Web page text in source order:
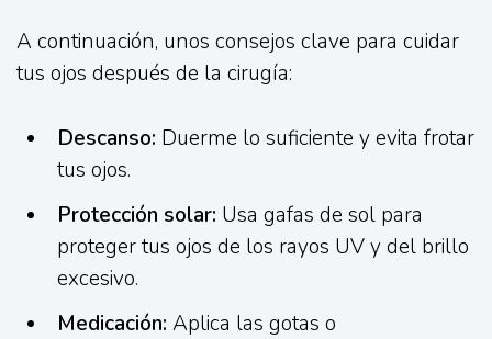
A continuación, unos consejos clave para cuidar
tus ojos después de la cirugía:
Descanso: Duerme lo suficiente y evita frotar
tus ojos.
Protección solar: Usa gafas de sol para
proteger tus ojos de los rayos UV y del brillo
excesivo.
Medicación: Aplica las gotas o